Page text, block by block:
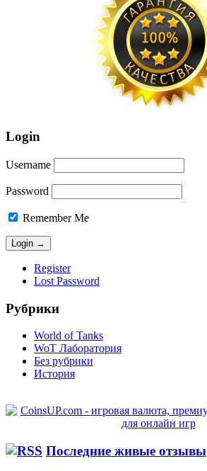
Login
Username
Password
Remember Me
Register
Lost Password
Рубрики
World of Tanks
WoT Лаборатория
Без рубрики
История
Последние живые отзывы